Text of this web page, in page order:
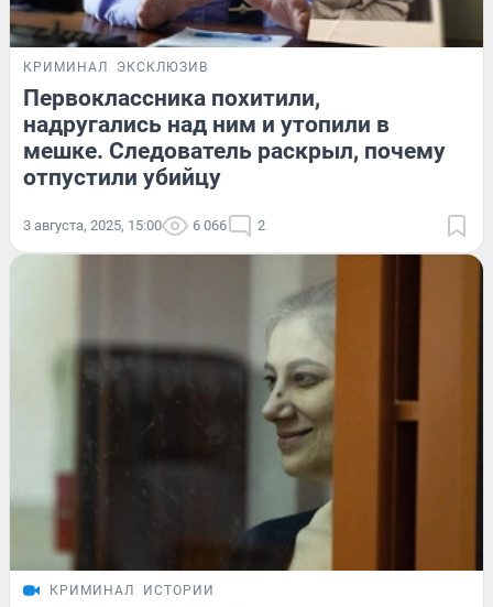
КРИМИНАЛ ЭКСКЛЮЗИВ
Первоклассника похитили,
надругались над ним и утопили в
мешке. Следователь раскрыл, почему
отпустили убийцу
3 августа, 2025, 15:00 6 066 2
КРИМИНАЛ ИСТОРИИ